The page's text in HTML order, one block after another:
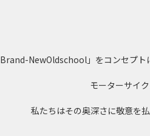
Brand-NewOldschool」をコンセプト
モーターサイ
私たちはその奥深さに敬意を